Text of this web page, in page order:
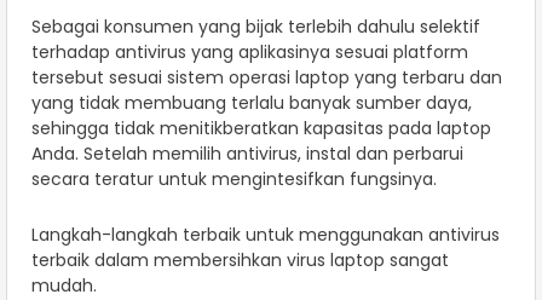
Sebagai konsumen yang bijak terlebih dahulu selektif
terhadap antivirus yang aplikasinya sesuai platform
tersebut sesuai sistem operasi laptop yang terbaru dan
yang tidak membuang terlalu banyak sumber daya,
sehingga tidak menitikberatkan kapasitas pada laptop
Anda. Setelah memilih antivirus, instal dan perbarui
secara teratur untuk mengintesifkan fungsinya.
Langkah-langkah terbaik untuk menggunakan antivirus
terbaik dalam membersihkan virus laptop sangat
mudah.